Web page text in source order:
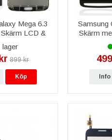
Mega 6.3
LCD &
- Vit
lager
899 kr
Köp
Samsung
Skärm
Info